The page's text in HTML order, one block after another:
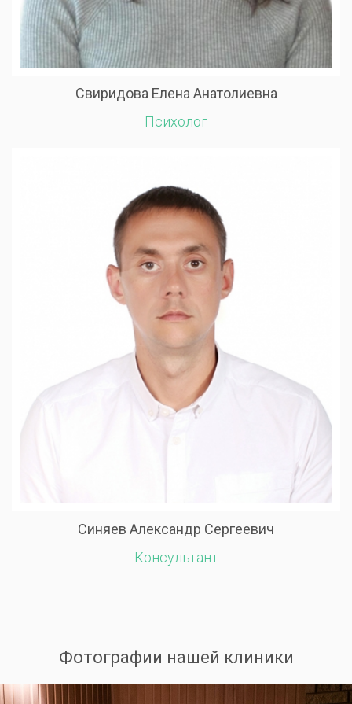
Свиридова Елена Анатолиевна
Психолог
Синяев Александр Сергеевич
Консультант
Фотографии нашей клиники